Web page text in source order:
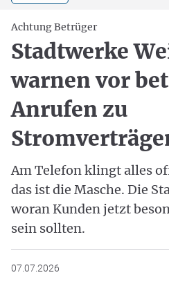
Achtung Betrüger
Stadtwerke
warnen vor
Anrufen zu
Am Telefon klingt alles
das ist die Masche. Die
woran Kunden jetzt
sein sollten.
07.07.2026